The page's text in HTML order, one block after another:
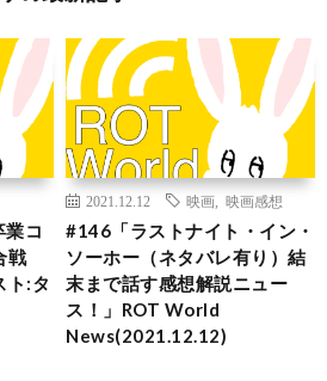
コ
戦
ト:タ
2021.12.12 映画 映画感想
#146「ラストナイト・イン・
ソーホー（ネタバレ有り）結
末まで話す感想解説ニュー
ス！」ROT World
News(2021.12.12)